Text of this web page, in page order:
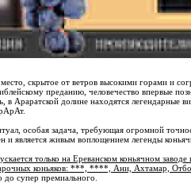
скрытое от ветров высокими горами и
преданию, человечество впервые
в Араратской долине находятся легендарные
особая задача, требующая огромной
и является живым воплощением легенды
только на Ереванском коньячном заводе
коньяков: ***, ****, Ани, Ахтамар,
до супер премиального.